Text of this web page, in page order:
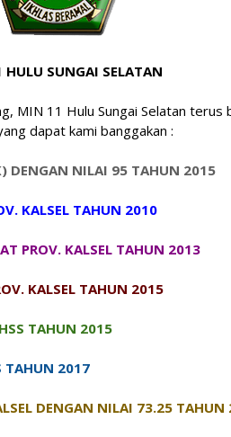
SUNGAI SELATAN
MIN 11 Hulu Sungai Selatan terus
dapat kami banggakan :
DENGAN NILAI 95 TAHUN 2015
KALSEL TAHUN 2010
PROV. KALSEL TAHUN 2013
KALSEL TAHUN 2015
TAHUN 2015
TAHUN 2017
DENGAN NILAI 73.25 TAHUN